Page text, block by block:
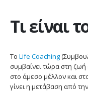
Τι είναι
To Life Coaching
συμβαίνει τώρα στη ζωή
στο άμεσο μέλλον και
γίνει η μετάβαση από